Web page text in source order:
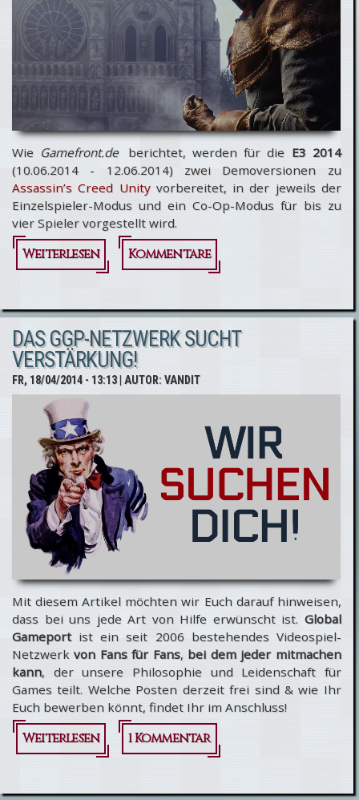
verkauft!
Wie Gamefront.de berichtet, werden für die E3 2014
(10.06.2014 - 12.06.2014) zwei Demoversionen zu
Assassin’s Creed Unityvorbereitet, in der jeweils der
Einzelspieler-Modus und ein Co-Op-Modus für bis zu
vier Spieler vorgestellt wird.
Weiterlesen
über
Creed
Unity -
Zwei E3-
Demos &
Modus
geplant?
Kommentare
DAS GGP-NETZWERK SUCHT
VERSTÄRKUNG!
FR, 18/04/2014 - 13:13| AUTOR:VANDIT
Mit diesem Artikel möchten wir Euch darauf hinweisen,
dass bei uns jede Art von Hilfe erwünscht ist. Global
Gameportist ein seit 2006 bestehendes Videospiel-
Netzwerkvon Fans für Fans, bei dem jeder mitmachen
kann, der unsere Philosophie und Leidenschaft für
Games teilt. Welche Posten derzeit frei sind & wie Ihr
Euch bewerben könnt, findet Ihr im Anschluss!
Weiterlesen über Das GGP-
sucht
1 Kommentar